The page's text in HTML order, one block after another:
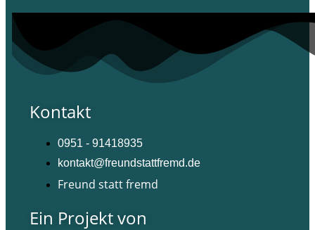
Kontakt
0951 - 91418935
kontakt@freundstattfremd.de
Freund statt fremd
Ein Projekt von